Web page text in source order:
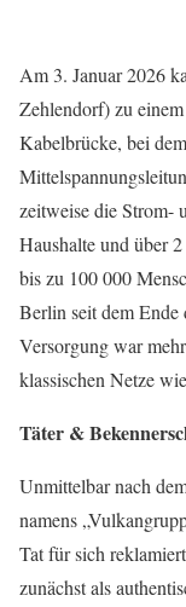
Am 3. Januar 2026
Zehlendorf) zu
Kabelbrücke, bei
zeitweise die Strom-
Haushalte und über
bis zu 100 000
Berlin seit dem Ende
Versorgung war
klassischen Netze
Täter &
Unmittelbar nach
namens
Tat für sich
zunächst als